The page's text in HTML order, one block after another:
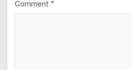
Comment *